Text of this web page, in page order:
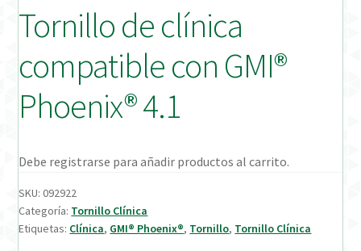
Mi cuenta
On-line Store
Productos Favoritos
Uso previsto
Verification Required
Tornillo de clínica
compatible con GMI®
Phoenix® 4.1
Debe registrarse para añadir productos al carrito.
SKU:092922
Categoría: Tornillo Clínica
Etiquetas: Clínica, GMI® Phoenix®, Tornillo, Tornillo Clínica